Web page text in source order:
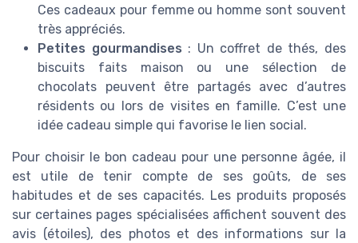
Ces cadeaux pour femme ou homme sont souvent
très appréciés.
Petites gourmandises : Un coffret de thés, des
biscuits faits maison ou une sélection de
chocolats peuvent être partagés avec d’autres
résidents ou lors de visites en famille. C’est une
idée cadeau simple qui favorise le lien social.
Pour choisir le bon cadeau pour une personne âgée, il
est utile de tenir compte de ses goûts, de ses
habitudes et de ses capacités. Les produits proposés
sur certaines pages spécialisées affichent souvent des
avis (étoiles), des photos et des informations sur la